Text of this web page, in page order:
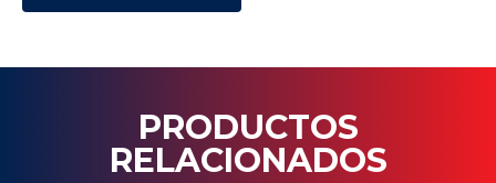
PRODUCTOS
RELACIONADOS